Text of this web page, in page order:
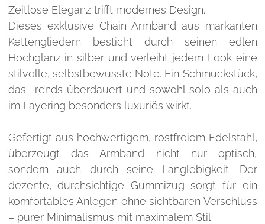
Zeitlose Eleganz trifft modernes Design.
Dieses exklusive Chain-Armband aus markanten
Kettengliedern besticht durch seinen edlen
Hochglanz in silber und verleiht jedem Look eine
stilvolle, selbstbewusste Note. Ein Schmuckstück,
das Trends überdauert und sowohl solo als auch
im Layering besonders luxuriös wirkt.
Gefertigt aus hochwertigem, rostfreiem Edelstahl,
überzeugt das Armband nicht nur optisch,
sondern auch durch seine Langlebigkeit. Der
dezente, durchsichtige Gummizug sorgt für ein
komfortables Anlegen ohne sichtbaren Verschluss
– purer Minimalismus mit maximalem Stil.